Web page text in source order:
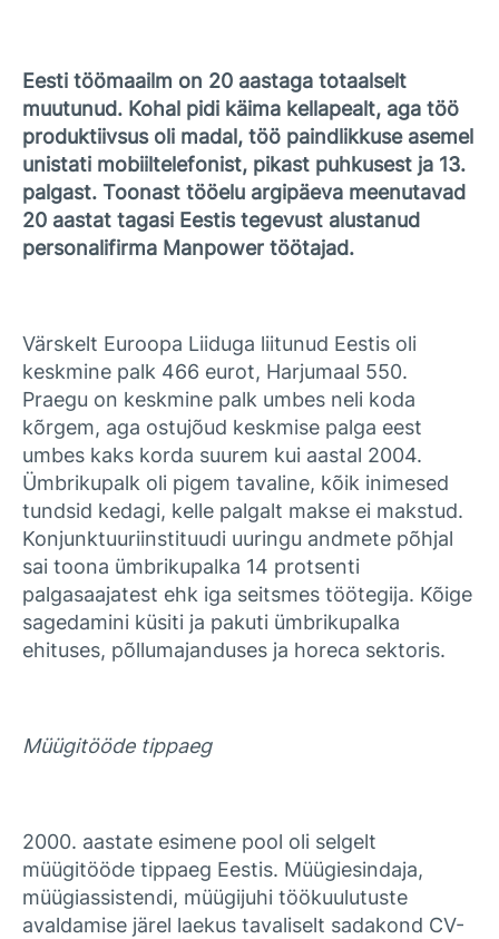
Eesti töömaailm on 20 aastaga totaalselt
muutunud. Kohal pidi käima kellapealt, aga töö
produktiivsus oli madal, töö paindlikkuse asemel
unistati mobiiltelefonist, pikast puhkusest ja 13.
palgast. Toonast tööelu argipäeva meenutavad
20 aastat tagasi Eestis tegevust alustanud
personalifirma Manpower töötajad.
Värskelt Euroopa Liiduga liitunud Eestis oli
keskmine palk 466 eurot, Harjumaal 550.
Praegu on keskmine palk umbes neli koda
kõrgem, aga ostujõud keskmise palga eest
umbes kaks korda suurem kui aastal 2004.
Ümbrikupalk oli pigem tavaline, kõik inimesed
tundsid kedagi, kelle palgalt makse ei makstud.
Konjunktuuriinstituudi uuringu andmete põhjal
sai toona ümbrikupalka 14 protsenti
palgasaajatest ehk iga seitsmes töötegija. Kõige
sagedamini küsiti ja pakuti ümbrikupalka
ehituses, põllumajanduses ja horeca sektoris.
Müügitööde tippaeg
2000. aastate esimene pool oli selgelt
müügitööde tippaeg Eestis. Müügiesindaja,
müügiassistendi, müügijuhi töökuulutuste
avaldamise järel laekus tavaliselt sadakond CV-